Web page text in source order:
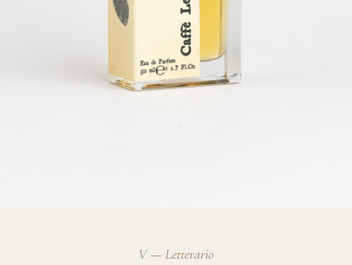
V — Letterario